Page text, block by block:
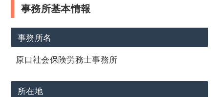
事務所基本情報
事務所名
原口社会保険労務士事務所
所在地